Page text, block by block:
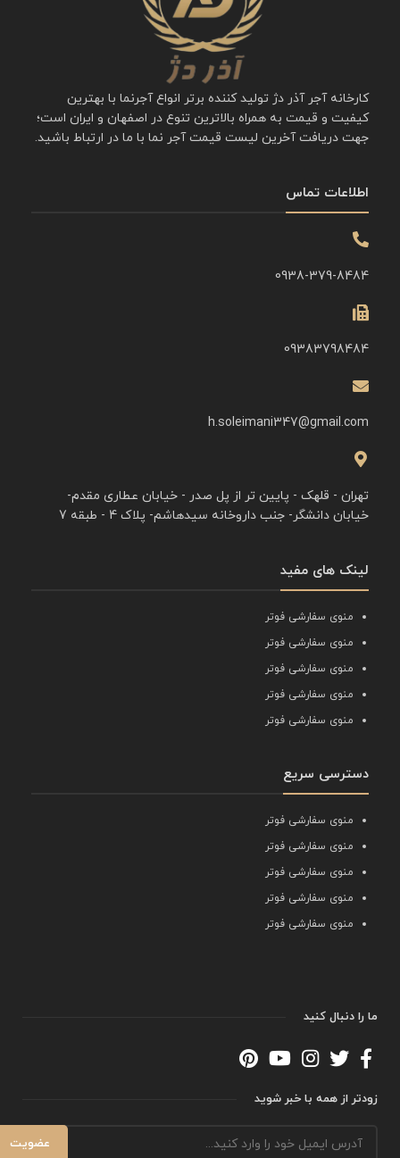
کارخانه آجر آذر دژ تولید کننده برتر انواع آجرنما با بهترین
کیفیت و قیمت به همراه بالاترین تنوع در اصفهان و ایران است؛
جهت دریافت آخرین لیست قیمت آجر نما با ما در ارتباط باشید.
اطلاعات تماس
0938-379-8484
09383798484
h.soleimani347@gmail.com
تهران - قلهک - پایین تر از پل صدر - خیابان عطاری مقدم-
خیابان دانشگر- جنب داروخانه سیدهاشم- پلاک 4 - طبقه 7
لینک های مفید
منوی سفارشی فوتر
منوی سفارشی فوتر
منوی سفارشی فوتر
منوی سفارشی فوتر
منوی سفارشی فوتر
دسترسی سریع
منوی سفارشی فوتر
منوی سفارشی فوتر
منوی سفارشی فوتر
منوی سفارشی فوتر
منوی سفارشی فوتر
ما را دنبال کنید
زودتر از همه با خبر شوید